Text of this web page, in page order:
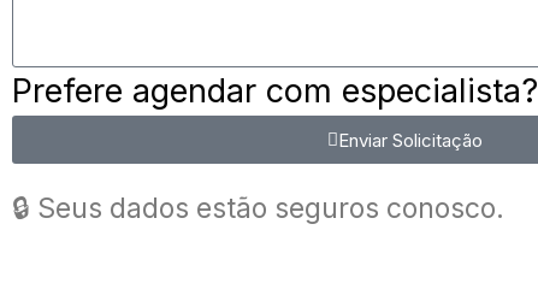
Prefere agendar com especialista?
Enviar Solicitação
🔒 Seus dados estão seguros conosco.